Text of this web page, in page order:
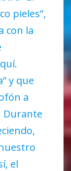
pieles”,
con la
y que
a
Durante
el